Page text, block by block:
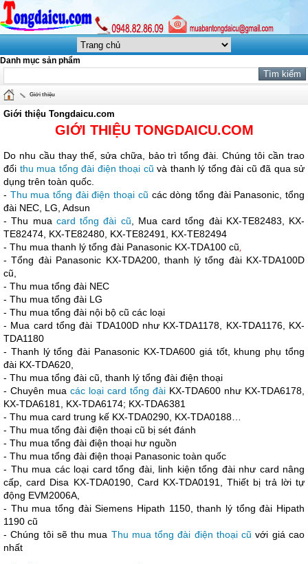
Danh mục sản phẩm
Giới thiệu
Giới thiệu Tongdaicu.com
GIỚI THIỆU TONGDAICU.COM
Do nhu cầu thay thế, sửa chữa, bảo trì tổng đài. Chúng tôi cần trao
đổi thu mua tổng đài điện thoại cũ và thanh lý tổng đài cũ đã qua sử
dụng trên toàn quốc.
- Thu mua tổng đài điện thoại cũ các dòng tổng đài Panasonic, tổng
đài NEC, LG, Adsun
- Thu mua card tổng đài cũ , Mua card tổng đài KX-TE82483, KX-
TE82474, KX-TE82480, KX-TE82491, KX-TE82494
- Thu mua thanh lý tổng đài Panasonic KX-TDA100 cũ
- Tổng đài Panasonic KX-TDA200, thanh lý tổng đài KX-TDA100D
cũ,
- Thu mua tổng đài NEC
- Thu mua tổng đài LG
- Thu mua tổng đài nội bộ cũ các loại
- Mua card tổng đài TDA100D như KX-TDA1178, KX-TDA1176, KX-
TDA1180
- Thanh lý tổng đài Panasonic KX-TDA600 giá tốt, khung phụ tổng
đài KX-TDA620,
- Thu mua tổng đài cũ, thanh lý tổng đài điện thoại
- Chuyên mua các loại card tổng đài KX-TDA600 như KX-TDA6178,
KX-TDA6181, KX-TDA6174; KX-TDA6381
- Thu mua card trung kế KX-TDA0290, KX-TDA0188…
- Thu mua tổng đài điện thoại cũ bị sét đánh
- Thu mua tổng đài điện thoại hư nguồn
- Thu mua tổng đài điện thoại Panasonic toàn quốc
- Thu mua các loại card tổng đài, linh kiện tổng đài như card nâng
cấp, card Disa KX-TDA0190, Card KX-TDA0191, Thiết bị trả lời tự
động EVM2006A,
- Thu mua tổng đài Siemens Hipath 1150, thanh lý tổng đài Hipath
1190 cũ
- Chúng tôi sẽ thu mua Thu mua tổng đài điện thoại cũ với giá cao
nhất